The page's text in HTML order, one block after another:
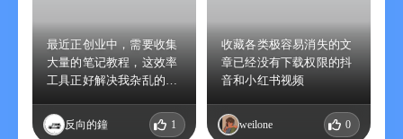
最近正创业中，需要收集
大量的笔记教程，这效率
工具正好解决我杂乱的文
反向的鐘 1
收藏各类极容易消失的文
章已经没有下载权限的抖
音和小红书视频
weilone 0